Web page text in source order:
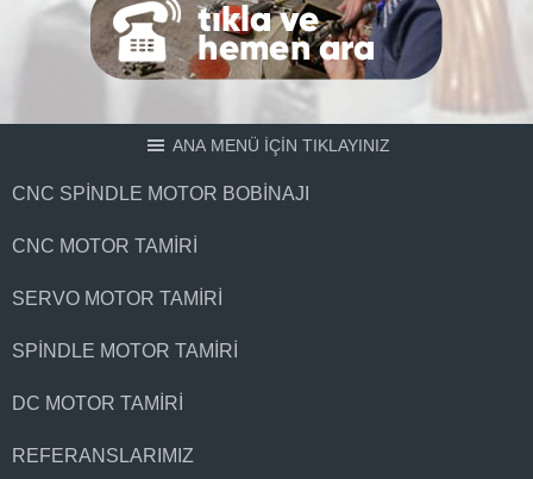
ANA MENÜ İÇİN TIKLAYINIZ
CNC SPINDLE MOTOR BOBINAJI
CNC MOTOR TAMIRI
SERVO MOTOR TAMIRI
SPINDLE MOTOR TAMIRI
DC MOTOR TAMIRI
REFERANSLARIMIZ